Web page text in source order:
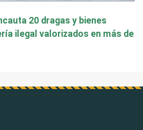
20 dragas y bienes
ilegal valorizados en más de